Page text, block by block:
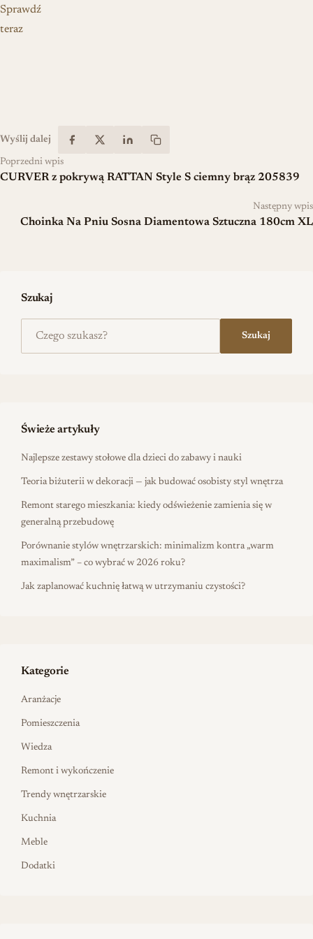
Sprawdź
teraz
Wyślij dalej
Poprzedni wpis
CURVER z pokrywą RATTAN Style S ciemny brąz 205839
Następny wpis
Choinka Na Pniu Sosna Diamentowa Sztuczna 180cm XL
Szukaj
Szukaj
Świeże artykuły
Najlepsze zestawy stołowe dla dzieci do zabawy i nauki
Teoria biżuterii w dekoracji — jak budować osobisty styl wnętrza
Remont starego mieszkania: kiedy odświeżenie zamienia się w
generalną przebudowę
Porównanie stylów wnętrzarskich: minimalizm kontra „warm
maximalism” – co wybrać w 2026 roku?
Jak zaplanować kuchnię łatwą w utrzymaniu czystości?
Kategorie
Aranżacje
Pomieszczenia
Wiedza
Remont i wykończenie
Trendy wnętrzarskie
Kuchnia
Meble
Dodatki